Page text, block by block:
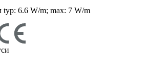
typ: 6.6 W/m; max: 7 W/m